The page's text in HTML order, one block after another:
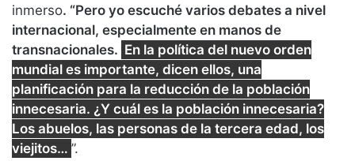
inmerso. “Pero yo escuché varios debates a nivel
internacional, especialmente en manos de
transnacionales. En la política del nuevo orden
mundial es importante, dicen ellos, una
planificación para la reducción de la población
innecesaria. ¿Y cuál es la población innecesaria?
Los abuelos, las personas de la tercera edad, los
viejitos… ”.